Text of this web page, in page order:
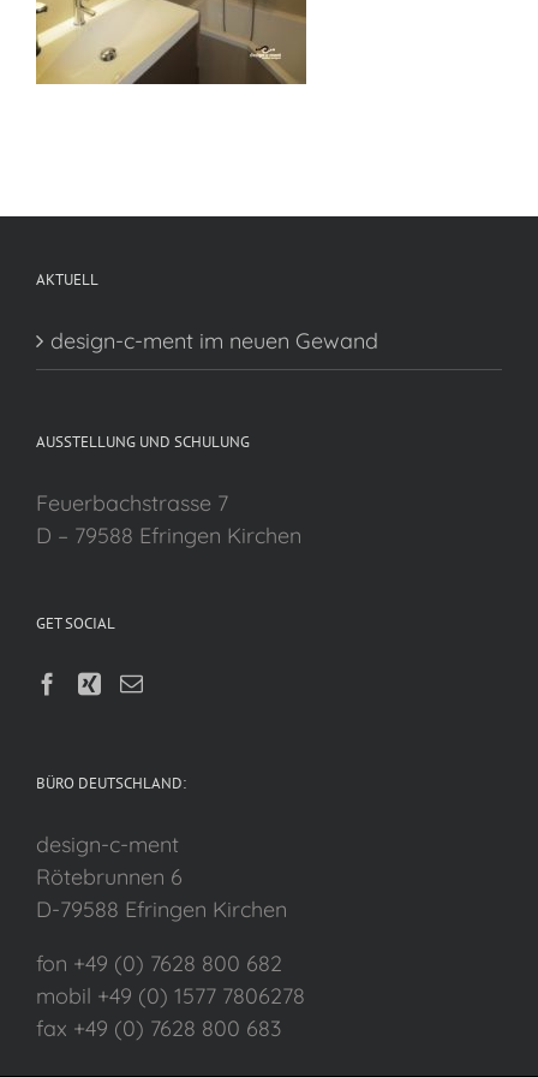
AKTUELL
design-c-ment im neuen Gewand
AUSSTELLUNG UND SCHULUNG
Feuerbachstrasse 7
D – 79588 Efringen Kirchen
GET SOCIAL
BÜRO DEUTSCHLAND:
design-c-ment
Rötebrunnen 6
D-79588 Efringen Kirchen
fon +49 (0) 7628 800 682
mobil +49 (0) 1577 7806278
fax +49 (0) 7628 800 683